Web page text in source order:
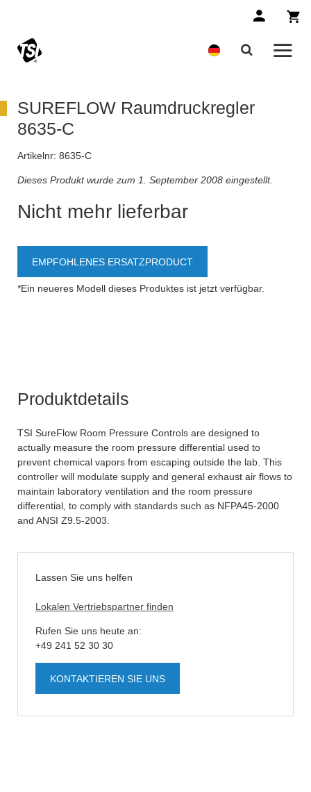
SUREFLOW Raumdruckregler
8635-C
Artikelnr: 8635-C
Dieses Produkt wurde zum 1. September 2008 eingestellt.
Nicht mehr lieferbar
EMPFOHLENES ERSATZPRODUCT
*Ein neueres Modell dieses Produktes ist jetzt verfügbar.
Produktdetails
TSI SureFlow Room Pressure Controls are designed to
actually measure the room pressure differential used to
prevent chemical vapors from escaping outside the lab. This
controller will modulate supply and general exhaust air flows to
maintain laboratory ventilation and the room pressure
differential, to comply with standards such as NFPA45-2000
and ANSI Z9.5-2003.
Lassen Sie uns helfen
Lokalen Vertriebspartner finden
Rufen Sie uns heute an:
+49 241 52 30 30
KONTAKTIEREN SIE UNS